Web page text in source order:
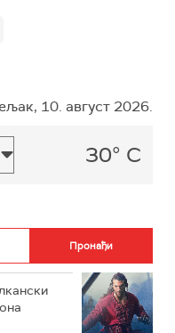
10. август 2026.
30° C